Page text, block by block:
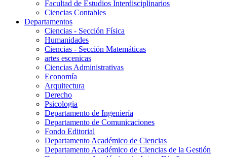
Facultad de Estudios Interdisciplinarios
Ciencias Contables
Departamentos
Ciencias - Sección Física
Humanidades
Ciencias - Sección Matemáticas
artes escenicas
Ciencias Administrativas
Economía
Arquitectura
Derecho
Psicologia
Departamento de Ingeniería
Departamento de Comunicaciones
Fondo Editorial
Departamento Académico de Ciencias
Departamento Académico de Ciencias de la Gestión